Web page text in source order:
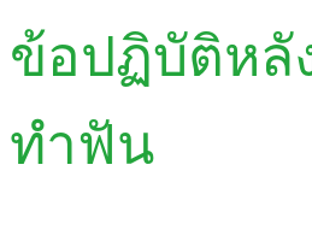
ข้อปฏิบัติหลั
ทำฟัน